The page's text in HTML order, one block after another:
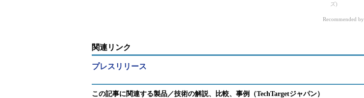
ズ)
Recommended by
関連リンク
プレスリリース